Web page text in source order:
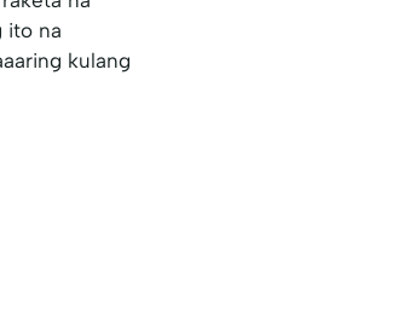
ito na
kulang